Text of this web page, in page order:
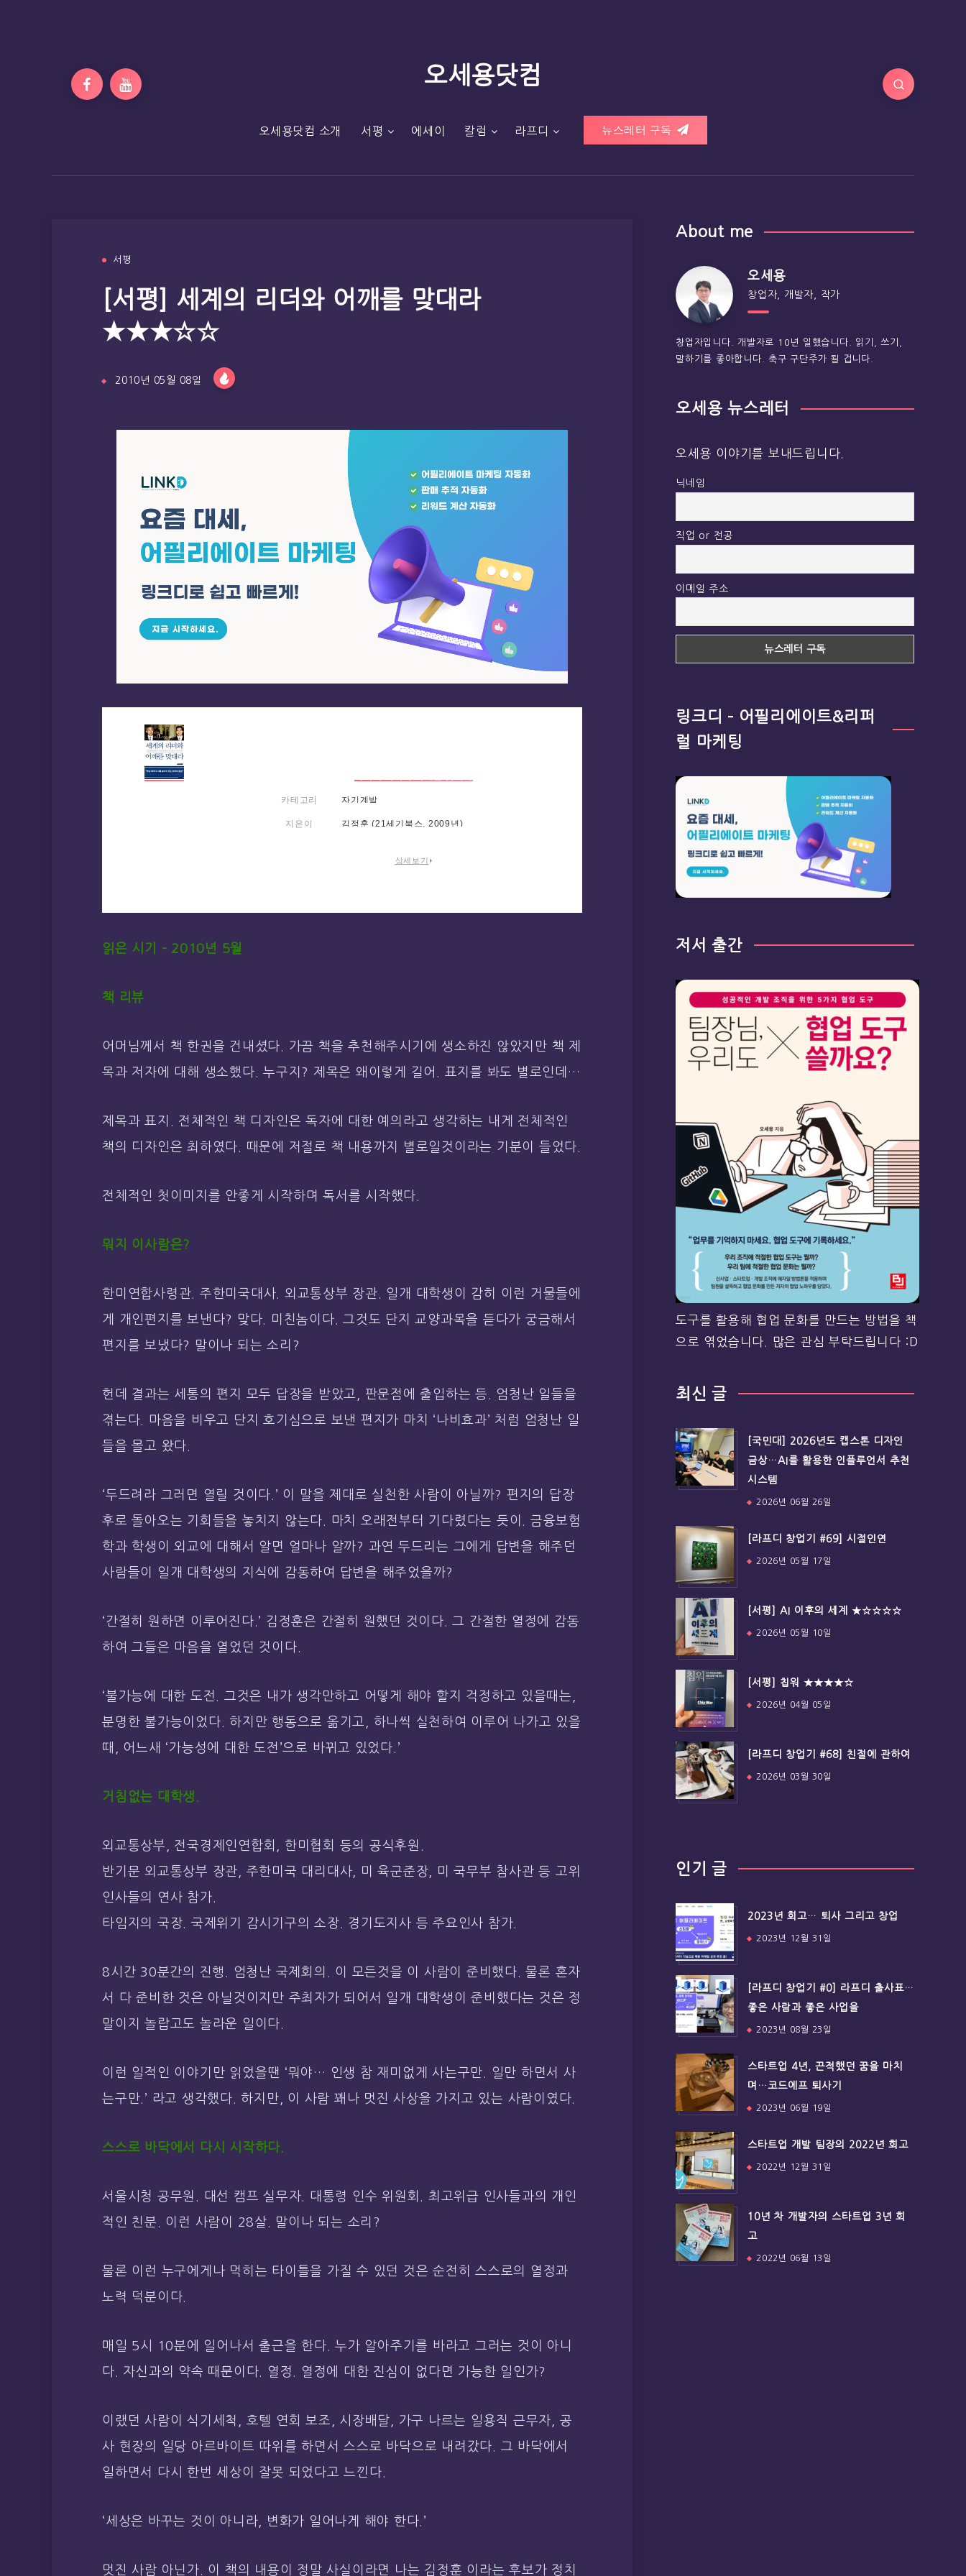
오세용닷컴
오세용닷컴 소개 서평 에세이 칼럼 라프디 뉴스레터 구독
서평
[서평] 세계의 리더와 어깨를 맞대라
★★★☆☆
2010년 05월 08일
카테고리 자기계발
지은이 김정훈 (21세기북스, 2009년)
상세보기
읽은 시기 – 2010년 5월
책 리뷰
어머님께서 책 한권을 건내셨다. 가끔 책을 추천해주시기에 생소하진 않았지만 책 제
목과 저자에 대해 생소했다. 누구지? 제목은 왜이렇게 길어. 표지를 봐도 별로인데…
제목과 표지. 전체적인 책 디자인은 독자에 대한 예의라고 생각하는 내게 전체적인
책의 디자인은 최하였다. 때문에 저절로 책 내용까지 별로일것이라는 기분이 들었다.
전체적인 첫이미지를 안좋게 시작하며 독서를 시작했다.
뭐지 이사람은?
한미연합사령관. 주한미국대사. 외교통상부 장관. 일개 대학생이 감히 이런 거물들에
게 개인편지를 보낸다? 맞다. 미친놈이다. 그것도 단지 교양과목을 듣다가 궁금해서
편지를 보냈다? 말이나 되는 소리?
헌데 결과는 세통의 편지 모두 답장을 받았고, 판문점에 출입하는 등. 엄청난 일들을
겪는다. 마음을 비우고 단지 호기심으로 보낸 편지가 마치 ‘나비효과’ 처럼 엄청난 일
들을 몰고 왔다.
‘두드려라 그러면 열릴 것이다.’ 이 말을 제대로 실천한 사람이 아닐까? 편지의 답장
후로 돌아오는 기회들을 놓치지 않는다. 마치 오래전부터 기다렸다는 듯이. 금융보험
학과 학생이 외교에 대해서 알면 얼마나 알까? 과연 두드리는 그에게 답변을 해주던
사람들이 일개 대학생의 지식에 감동하여 답변을 해주었을까?
‘간절히 원하면 이루어진다.’ 김정훈은 간절히 원했던 것이다. 그 간절한 열정에 감동
하여 그들은 마음을 열었던 것이다.
‘불가능에 대한 도전. 그것은 내가 생각만하고 어떻게 해야 할지 걱정하고 있을때는,
분명한 불가능이었다. 하지만 행동으로 옮기고, 하나씩 실천하여 이루어 나가고 있을
때, 어느새 ‘가능성에 대한 도전’으로 바뀌고 있었다.’
거침없는 대학생.
외교통상부, 전국경제인연합회, 한미협회 등의 공식후원.
반기문 외교통상부 장관, 주한미국 대리대사, 미 육군준장, 미 국무부 참사관 등 고위
인사들의 연사 참가.
타임지의 국장. 국제위기 감시기구의 소장. 경기도지사 등 주요인사 참가.
8시간 30분간의 진행. 엄청난 국제회의. 이 모든것을 이 사람이 준비했다. 물론 혼자
서 다 준비한 것은 아닐것이지만 주최자가 되어서 일개 대학생이 준비했다는 것은 정
말이지 놀랍고도 놀라운 일이다.
이런 일적인 이야기만 읽었을땐 ‘뭐야… 인생 참 재미없게 사는구만. 일만 하면서 사
는구만.’ 라고 생각했다. 하지만, 이 사람 꽤나 멋진 사상을 가지고 있는 사람이였다.
스스로 바닥에서 다시 시작하다.
서울시청 공무원. 대선 캠프 실무자. 대통령 인수 위원회. 최고위급 인사들과의 개인
적인 친분. 이런 사람이 28살. 말이나 되는 소리?
물론 이런 누구에게나 먹히는 타이틀을 가질 수 있던 것은 순전히 스스로의 열정과
노력 덕분이다.
매일 5시 10분에 일어나서 출근을 한다. 누가 알아주기를 바라고 그러는 것이 아니
다. 자신과의 약속 때문이다. 열정. 열정에 대한 진심이 없다면 가능한 일인가?
이랬던 사람이 식기세척, 호텔 연회 보조, 시장배달, 가구 나르는 일용직 근무자, 공
사 현장의 일당 아르바이트 따위를 하면서 스스로 바닥으로 내려갔다. 그 바닥에서
일하면서 다시 한번 세상이 잘못 되었다고 느낀다.
‘세상은 바꾸는 것이 아니라, 변화가 일어나게 해야 한다.’
멋진 사람 아닌가. 이 책의 내용이 정말 사실이라면 나는 김정훈 이라는 후보가 정치
About me
오세용
창업자, 개발자, 작가
창업자입니다. 개발자로 10년 일했습니다. 읽기, 쓰기,
말하기를 좋아합니다. 축구 구단주가 될 겁니다.
오세용 뉴스레터
오세용 이야기를 보내드립니다.
닉네임
직업 or 전공
이메일 주소
링크디 – 어필리에이트&리퍼
럴 마케팅
저서 출간
도구를 활용해 협업 문화를 만드는 방법을 책
으로 엮었습니다. 많은 관심 부탁드립니다 :D
최신 글
[국민대] 2026년도 캡스톤 디자인
금상…AI를 활용한 인플루언서 추천
시스템
2026년 06월 26일
[라프디 창업기 #69] 시절인연
2026년 05월 17일
[서평] AI 이후의 세계 ★☆☆☆☆
2026년 05월 10일
[서평] 칩워 ★★★★☆
2026년 04월 05일
[라프디 창업기 #68] 친절에 관하여
2026년 03월 30일
인기 글
2023년 회고… 퇴사 그리고 창업
2023년 12월 31일
[라프디 창업기 #0] 라프디 출사표…
좋은 사람과 좋은 사업을
2023년 08월 23일
스타트업 4년, 끈적했던 꿈을 마치
며…코드에프 퇴사기
2023년 06월 19일
스타트업 개발 팀장의 2022년 회고
2022년 12월 31일
10년 차 개발자의 스타트업 3년 회
고
2022년 06월 13일